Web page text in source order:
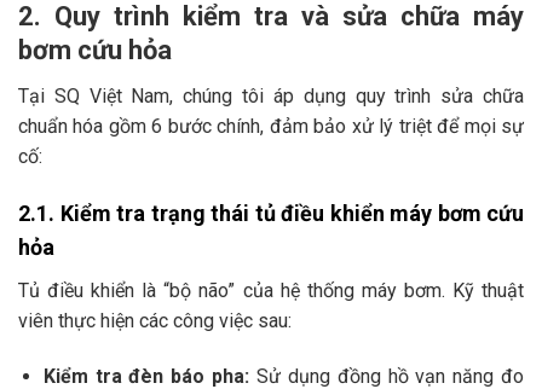
2. Quy trình kiểm tra và sửa chữa máy
bơm cứu hỏa
Tại SQ Việt Nam, chúng tôi áp dụng quy trình sửa chữa
chuẩn hóa gồm 6 bước chính, đảm bảo xử lý triệt để mọi sự
cố:
2.1. Kiểm tra trạng thái tủ điều khiển máy bơm cứu
hỏa
Tủ điều khiển là “bộ não” của hệ thống máy bơm. Kỹ thuật
viên thực hiện các công việc sau:
Kiểm tra đèn báo pha: Sử dụng đồng hồ vạn năng đo